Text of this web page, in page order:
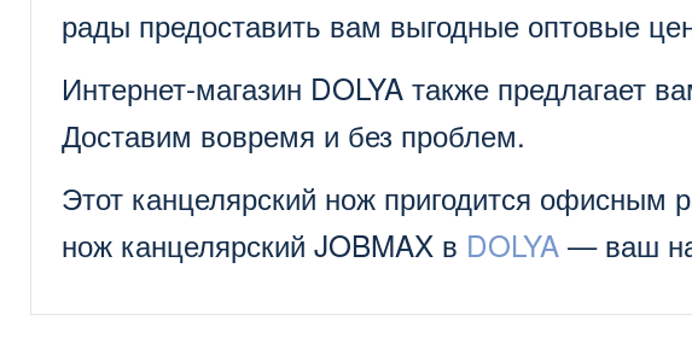
рады предоставить вам выгодные оптовые
Интернет-магазин DOLYA также предлагает
Доставим вовремя и без проблем.
Этот канцелярский нож пригодится
нож канцелярский JOBMAX в DOLYA — ваш